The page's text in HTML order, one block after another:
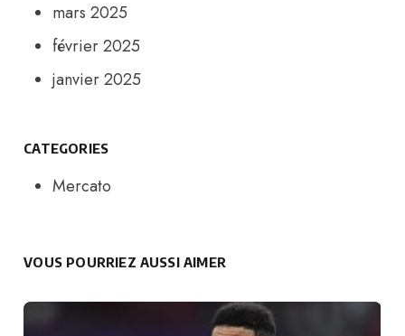
mars 2025
février 2025
janvier 2025
CATEGORIES
Mercato
VOUS POURRIEZ AUSSI AIMER